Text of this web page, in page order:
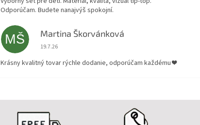
Odporúčam. Budete nanajvýš spokojní.
MŠ Martina Škorvánková
Hodnotenie obchodu je 5 z 5 hviezdičiek.
19.7.26
Krásny kvalitný tovar rýchle dodanie, odporúčam každému ❤️